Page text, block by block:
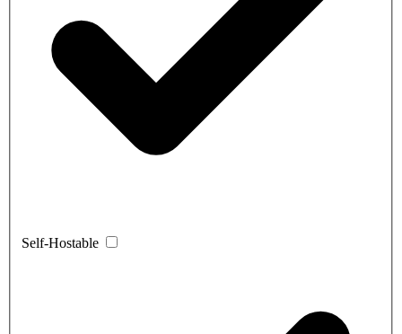
Self-Hostable